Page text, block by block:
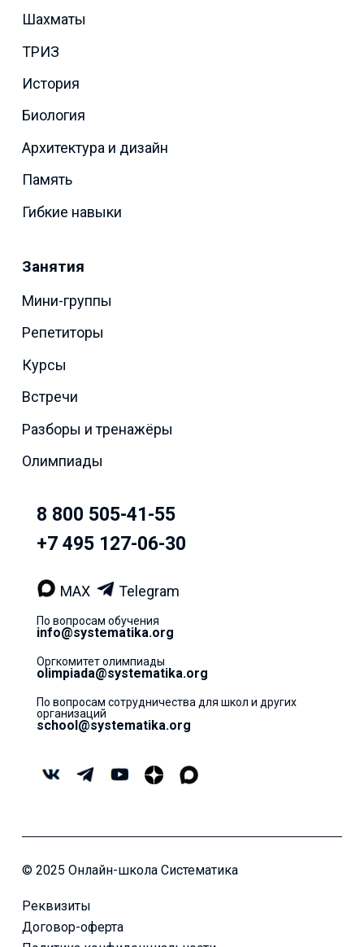
Шахматы
ТРИЗ
История
Биология
Архитектура и дизайн
Память
Гибкие навыки
Занятия
Мини-группы
Репетиторы
Курсы
Встречи
Разборы и тренажёры
Олимпиады
8 800 505-41-55
+7 495 127-06-30
MAX Telegram
По вопросам обучения
info@systematika.org
Оргкомитет олимпиады
olimpiada@systematika.org
По вопросам сотрудничества для школ и других
организаций
school@systematika.org
© 2025 Онлайн-школа Систематика
Реквизиты
Договор-оферта